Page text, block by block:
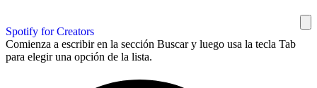
Spotify for Creators
Comienza a escribir en la sección Buscar y luego usa la tecla Tab
para elegir una opción de la lista.